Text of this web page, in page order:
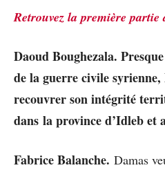
Retrouvez la première partie
Daoud Boughezala.
de la guerre civile
recouvrer son intégrité
dans la province d’Idleb et
Fabrice Balanche. Damas